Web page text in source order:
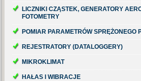
LICZNIKI CZĄSTEK, GENERATORY
FOTOMETRY
POMIAR PARAMETRÓW SPRĘŻONEGO
REJESTRATORY (DATALOGGERY)
MIKROKLIMAT
HAŁAS I WIBRACJE